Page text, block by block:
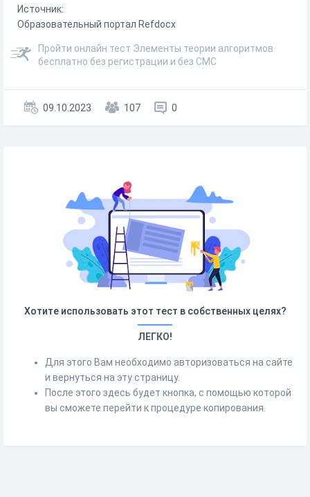
Источник:
Образовательный портал Refdocx
Пройти онлайн тест Элементы теории алгоритмов
бесплатно без регистрации и без СМС
09.10.2023 107 0
Хотите использовать этот тест в собственных целях?
ЛЕГКО!
Для этого Вам необходимо авторизоваться на сайте
и вернуться на эту страницу.
После этого здесь будет кнопка, с помощью которой
вы сможете перейти к процедуре копирования.